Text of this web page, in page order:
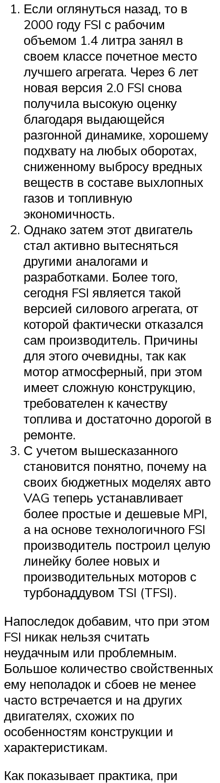
Если оглянуться назад, то в
2000 году FSI с рабочим
объемом 1.4 литра занял в
своем классе почетное место
лучшего агрегата. Через 6 лет
новая версия 2.0 FSI снова
получила высокую оценку
благодаря выдающейся
разгонной динамике, хорошему
подхвату на любых оборотах,
сниженному выбросу вредных
веществ в составе выхлопных
газов и топливную
экономичность.
Однако затем этот двигатель
стал активно вытесняться
другими аналогами и
разработками. Более того,
сегодня FSI является такой
версией силового агрегата, от
которой фактически отказался
сам производитель. Причины
для этого очевидны, так как
мотор атмосферный, при этом
имеет сложную конструкцию,
требователен к качеству
топлива и достаточно дорогой в
ремонте.
С учетом вышесказанного
становится понятно, почему на
своих бюджетных моделях авто
VAG теперь устанавливает
более простые и дешевые MPI,
а на основе технологичного FSI
производитель построил целую
линейку более новых и
производительных моторов с
турбонаддувом TSI (TFSI).
Напоследок добавим, что при этом
FSI никак нельзя считать
неудачным или проблемным.
Большое количество свойственных
ему неполадок и сбоев не менее
часто встречается и на других
двигателях, схожих по
особенностям конструкции и
характеристикам.
Как показывает практика, при